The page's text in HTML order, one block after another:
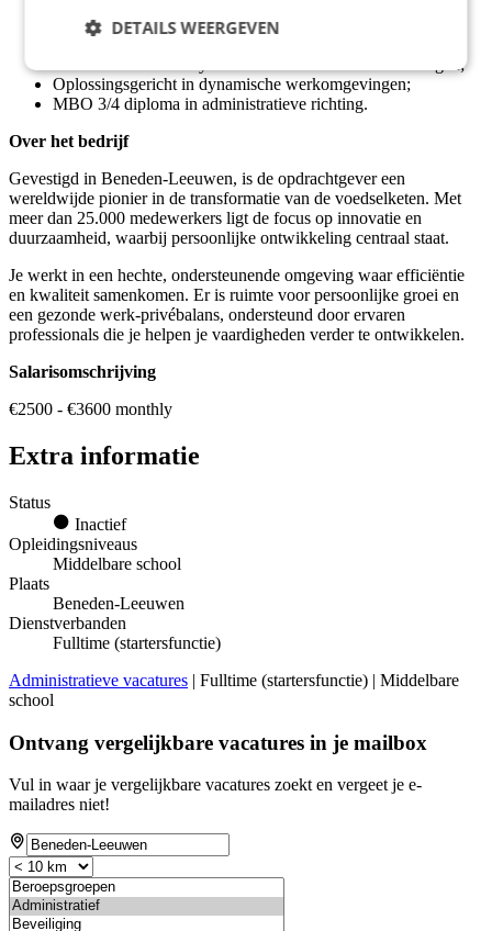
Minimaal 3 jaar ervaring in administratie en klantcontact;
Je leert snel nieuwe systemen en maakt software snel eigen;
Oplossingsgericht in dynamische werkomgevingen;
MBO 3/4 diploma in administratieve richting.
Over het bedrijf
Gevestigd in Beneden-Leeuwen, is de opdrachtgever een
wereldwijde pionier in de transformatie van de voedselketen. Met
meer dan 25.000 medewerkers ligt de focus op innovatie en
duurzaamheid, waarbij persoonlijke ontwikkeling centraal staat.
Je werkt in een hechte, ondersteunende omgeving waar efficiëntie
en kwaliteit samenkomen. Er is ruimte voor persoonlijke groei en
een gezonde werk-privébalans, ondersteund door ervaren
professionals die je helpen je vaardigheden verder te ontwikkelen.
Salarisomschrijving
€2500 - €3600 monthly
Extra informatie
Status
Inactief
Opleidingsniveaus
Middelbare school
Plaats
Beneden-Leeuwen
Dienstverbanden
Fulltime (startersfunctie)
Administratieve vacatures | Fulltime (startersfunctie) | Middelbare
school
Ontvang vergelijkbare vacatures in je mailbox
Vul in waar je vergelijkbare vacatures zoekt en vergeet je e-
mailadres niet!
DETAILS WEERGEVEN